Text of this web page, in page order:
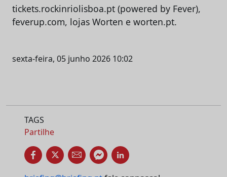
tickets.rockinriolisboa.pt (powered by Fever),
feverup.com, lojas Worten e worten.pt.
sexta-feira, 05 junho 2026 10:02
TAGS
Partilhe